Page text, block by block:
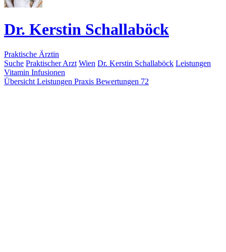
Dr. Kerstin Schallaböck
Praktische Ärztin
Suche Praktischer Arzt Wien Dr. Kerstin Schallaböck Leistungen
Vitamin Infusionen
Übersicht Leistungen Praxis Bewertungen 72